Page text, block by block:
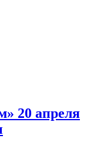
20 апреля